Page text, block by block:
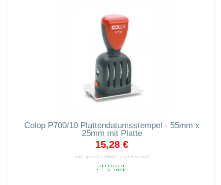
Colop P700/10 Plattendatumsstempel - 55mm x
25mm mit Platte
15,28 €
inkl. gesetzl. MwSt. zzgl.Versand